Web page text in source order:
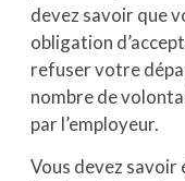
devez savoir que
obligation
refuser votre
nombre de
par l’employeur.
Vous devez savoir